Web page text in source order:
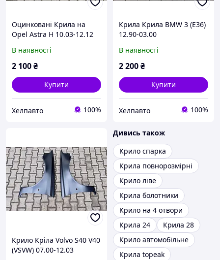
Оцинковані Крила на
Opel Astra H 10.03-12.12
В наявності
2 100₴
Купити
Хелпавто 100%
Крила Крила BMW 3 (E36)
12.90-03.00
В наявності
2 200₴
Купити
Хелпавто 100%
Крило Кріла Volvo S40 V40
(VSVW) 07.00-12.03
Дивись також
Крило спарка
Крила повнорозмірні
Крило ліве
Крила болотники
Крило на 4 отвори
Крила 24
Крила 28
Крило автомобільне
Крила topeak